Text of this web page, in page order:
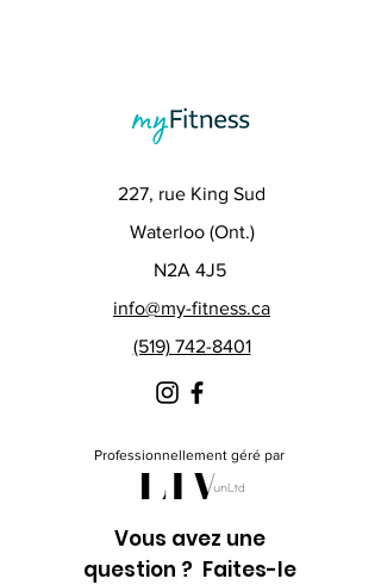
227, rue King Sud
Waterloo (Ont.)
N2A 4J5
info@my-fitness.ca
(519) 742-8401
Professionnellement géré par
Vous avez une
question ? Faites-le